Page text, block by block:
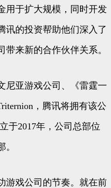
用于扩大规模，同时开发
讯的投资帮助他们深入了
来新的合作伙伴关系。
尼亚游戏公司、《雷霆一
，腾讯将拥有该公
于2017年，公司总部位
游戏公司的节奏。就在前